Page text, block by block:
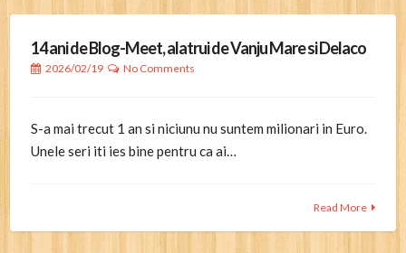
14 ani de Blog-Meet, alatrui de Vanju Mare si Delaco
2026/02/19 No Comments
S-a mai trecut 1 an si niciunu nu suntem milionari in Euro.
Unele seri iti ies bine pentru ca ai…
Read More